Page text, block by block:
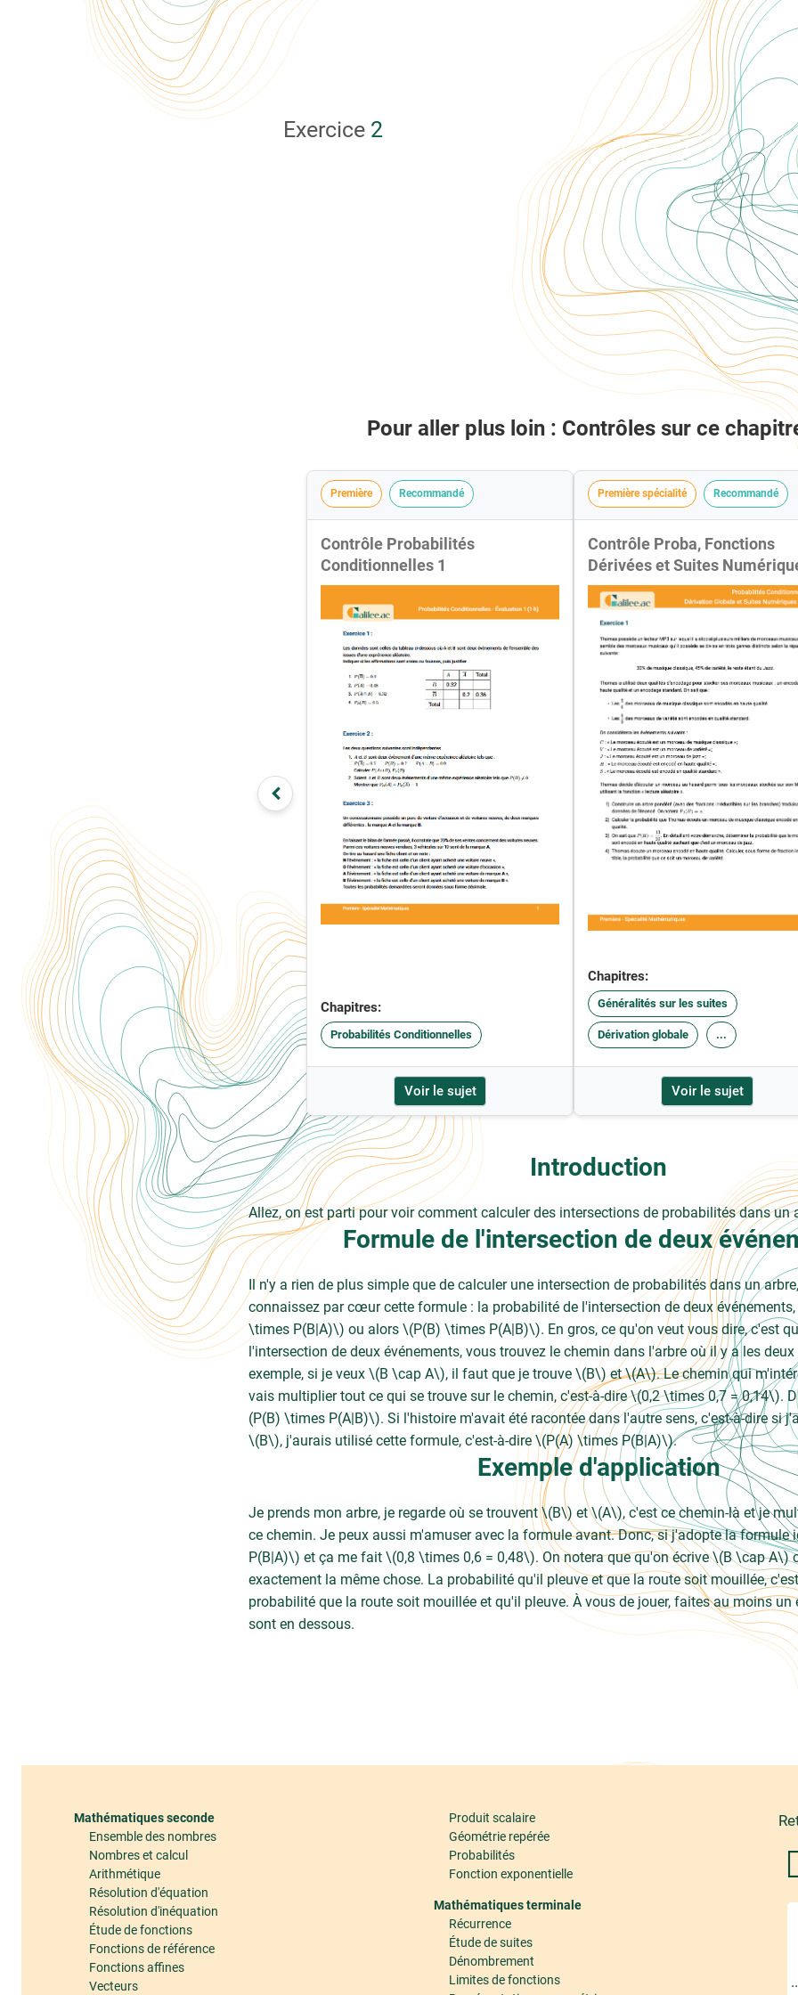
Exercice 2
Pour aller plus loin : Contrôles sur ce
Première Recommandé
Contrôle Probabilités
Conditionnelles 1
Chapitres:
Probabilités Conditionnelles
Voir le sujet
Première spécialité Recommandé
Contrôle Proba, Fonctions
Dérivées et Suites
Chapitres:
Généralités sur les suites
Dérivation globale ...
Voir le sujet
Introduction
Allez, on est parti pour voir comment calculer des intersections de probabilités dans un
Formule de l'intersection de deux
Il n'y a rien de plus simple que de calculer une intersection de probabilités dans un
connaissez par cœur cette formule : la probabilité de l'intersection de deux
\times P(B|A)\) ou alors \(P(B) \times P(A|B)\). En gros, ce qu'on veut vous dire, c'est
l'intersection de deux événements, vous trouvez le chemin dans l'arbre où il y a les
exemple, si je veux \(B \cap A\), il faut que je trouve \(B\) et \(A\). Le chemin qui
vais multiplier tout ce qui se trouve sur le chemin, c'est-à-dire \(0,2 \times 0,7 = 0,14\).
(P(B) \times P(A|B)\). Si l'histoire m'avait été racontée dans l'autre sens, c'est-à-dire si
\(B\), j'aurais utilisé cette formule, c'est-à-dire \(P(A) \times P(B|A)\).
Exemple d'application
Je prends mon arbre, je regarde où se trouvent \(B\) et \(A\), c'est ce chemin-là et je
ce chemin. Je peux aussi m'amuser avec la formule avant. Donc, si j'adopte la formule
P(B|A)\) et ça me fait \(0,8 \times 0,6 = 0,48\). On notera que qu'on écrive \(B \cap A\)
exactement la même chose. La probabilité qu'il pleuve et que la route soit mouillée,
probabilité que la route soit mouillée et qu'il pleuve. À vous de jouer, faites au moins un
sont en dessous.
Mathématiques seconde
Ensemble des nombres
Nombres et calcul
Arithmétique
Résolution d'équation
Résolution d'inéquation
Étude de fonctions
Fonctions de référence
Fonctions affines
Vecteurs
Produit scalaire
Géométrie repérée
Probabilités
Fonction exponentielle
Mathématiques terminale
Récurrence
Étude de suites
Dénombrement
Limites de fonctions